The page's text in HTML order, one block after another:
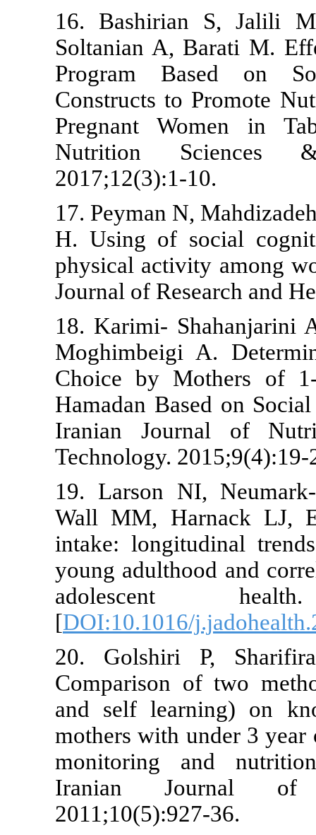
16.
Soltanian A,
Program
Constructs
Pregnant
Nutrition
17. Peyman
H. Using of
physical
Journal of
18. Karimi-
Choice by
Hamadan
Iranian
Technology.
19. Larson
Wall MM,
intake:
young
[
20.
and self
mothers
monitoring
Iranian